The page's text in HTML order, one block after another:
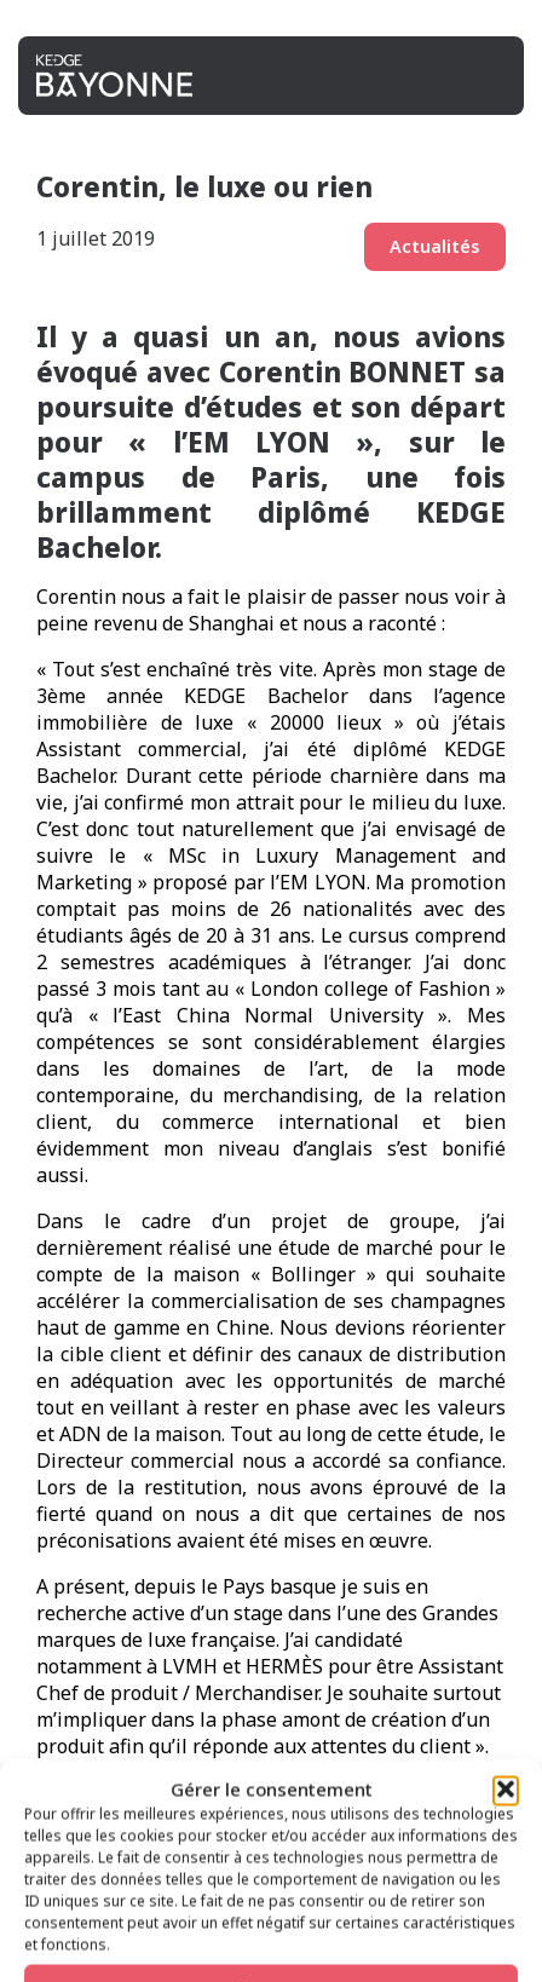
Gérer le consentement
Pour offrir les meilleures expériences, nous utilisons des technologies
telles que les cookies pour stocker et/ou accéder aux informations des
appareils. Le fait de consentir à ces technologies nous permettra de
traiter des données telles que le comportement de navigation ou les
ID uniques sur ce site. Le fait de ne pas consentir ou de retirer son
consentement peut avoir un effet négatif sur certaines caractéristiques
et fonctions.
Corentin, le luxe ou rien
1 juillet 2019 Actualités
Il y a quasi un an, nous avions
évoqué avec Corentin BONNET sa
poursuite d’études et son départ
pour « l’EM LYON », sur le
campus de Paris, une fois
brillamment diplômé KEDGE
Bachelor.
Corentin nous a fait le plaisir de passer nous voir à
peine revenu de Shanghai et nous a raconté :
« Tout s’est enchaîné très vite. Après mon stage de
3ème année KEDGE Bachelor dans l’agence
immobilière de luxe « 20000 lieux » où j’étais
Assistant commercial, j’ai été diplômé KEDGE
Bachelor. Durant cette période charnière dans ma
vie, j’ai confirmé mon attrait pour le milieu du luxe.
C’est donc tout naturellement que j’ai envisagé de
suivre le « MSc in Luxury Management and
Marketing » proposé par l’EM LYON. Ma promotion
comptait pas moins de 26 nationalités avec des
étudiants âgés de 20 à 31 ans. Le cursus comprend
2 semestres académiques à l’étranger. J’ai donc
passé 3 mois tant au « London college of Fashion »
qu’à « l’East China Normal University ». Mes
compétences se sont considérablement élargies
dans les domaines de l’art, de la mode
contemporaine, du merchandising, de la relation
client, du commerce international et bien
évidemment mon niveau d’anglais s’est bonifié
aussi.
Dans le cadre d’un projet de groupe, j’ai
dernièrement réalisé une étude de marché pour le
compte de la maison « Bollinger » qui souhaite
accélérer la commercialisation de ses champagnes
haut de gamme en Chine. Nous devions réorienter
la cible client et définir des canaux de distribution
en adéquation avec les opportunités de marché
tout en veillant à rester en phase avec les valeurs
et ADN de la maison. Tout au long de cette étude, le
Directeur commercial nous a accordé sa confiance.
Lors de la restitution, nous avons éprouvé de la
fierté quand on nous a dit que certaines de nos
préconisations avaient été mises en œuvre.
A présent, depuis le Pays basque je suis en
recherche active d’un stage dans l’une des Grandes
marques de luxe française. J’ai candidaté
notamment à LVMH et HERMÈS pour être Assistant
Chef de produit / Merchandiser. Je souhaite surtout
m’impliquer dans la phase amont de création d’un
produit afin qu’il réponde aux attentes du client ».
L’actualité